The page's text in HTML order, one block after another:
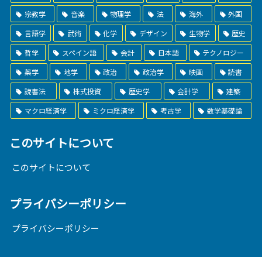
宗教学
音楽 物理学 法 海外
外国
言語学
武術 化学 デザイン 生物学
歴史
哲学
スペイン語 会計 日本語
テクノロジー
薬学
地学 政治 政治学 映画
読書
読書法
株式投資 歴史学 会計学
建築
マクロ経済学
ミクロ経済学 考古学 数学基礎論
このサイトについて
このサイトについて
プライバシーポリシー
プライバシーポリシー